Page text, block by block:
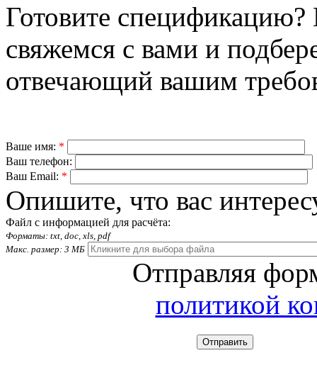
Готовите
свяжемся с вами и
отвечающий вашим
Ваше имя: *
Ваш телефон:
Ваш Email: *
Опишите, что вас
Файл с информацией для расчёта:
Форматы: txt, doc, xls, pdf
Макс. размер: 3 МБ
Отправляя
политикой
Отправить